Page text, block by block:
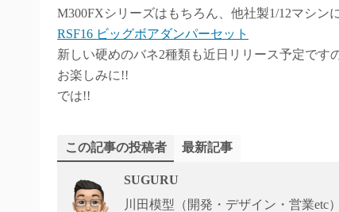
M300FXシリーズはもちろん、他社製1/12マシン
RSF16 ビッグボアダンパーセット
新しい硬めのバネ2種類も近日リリース予定です
お楽しみに!!
では!!
この記事の投稿者 最新記事
SUGURU
川田模型（開発・デザイン・営業etc）